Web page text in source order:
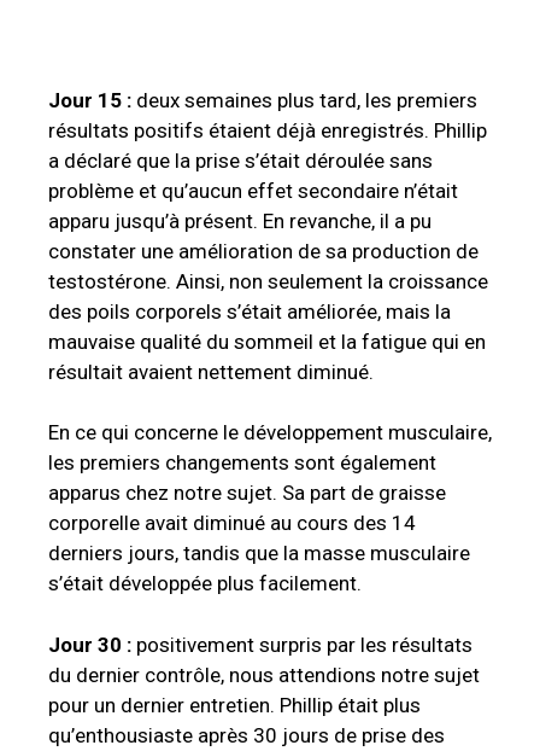
Jour 15 : deux semaines plus tard, les premiers
résultats positifs étaient déjà enregistrés. Phillip
a déclaré que la prise s’était déroulée sans
problème et qu’aucun effet secondaire n’était
apparu jusqu’à présent. En revanche, il a pu
constater une amélioration de sa production de
testostérone. Ainsi, non seulement la croissance
des poils corporels s’était améliorée, mais la
mauvaise qualité du sommeil et la fatigue qui en
résultait avaient nettement diminué.
En ce qui concerne le développement musculaire,
les premiers changements sont également
apparus chez notre sujet. Sa part de graisse
corporelle avait diminué au cours des 14
derniers jours, tandis que la masse musculaire
s’était développée plus facilement.
Jour 30 : positivement surpris par les résultats
du dernier contrôle, nous attendions notre sujet
pour un dernier entretien. Phillip était plus
qu’enthousiaste après 30 jours de prise des